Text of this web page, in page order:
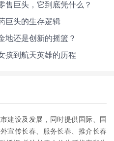
售巨头，它到底凭什么？
巨头的生存逻辑
地还是创新的摇篮？
孩到航天英雄的历程
建设及发展，同时提供国际、国
宣传长春、服务长春、推介长春